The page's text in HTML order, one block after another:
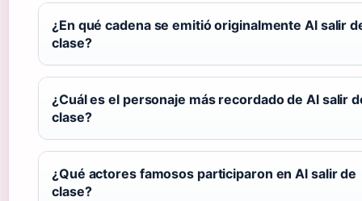
¿En qué cadena se emitió originalmente Al salir
clase?
¿Cuál es el personaje más recordado de Al salir
clase?
¿Qué actores famosos participaron en Al salir de
clase?